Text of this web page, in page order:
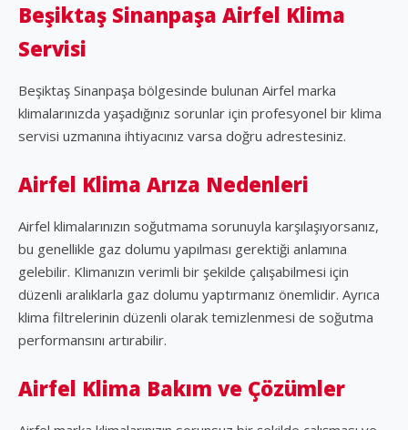
Beşiktaş Sinanpaşa Airfel Klima
Servisi
Beşiktaş Sinanpaşa bölgesinde bulunan Airfel marka
klimalarınızda yaşadığınız sorunlar için profesyonel bir klima
servisi uzmanına ihtiyacınız varsa doğru adrestesiniz.
Airfel Klima Arıza Nedenleri
Airfel klimalarınızın soğutmama sorunuyla karşılaşıyorsanız,
bu genellikle gaz dolumu yapılması gerektiği anlamına
gelebilir. Klimanızın verimli bir şekilde çalışabilmesi için
düzenli aralıklarla gaz dolumu yaptırmanız önemlidir. Ayrıca
klima filtrelerinin düzenli olarak temizlenmesi de soğutma
performansını artırabilir.
Airfel Klima Bakım ve Çözümler